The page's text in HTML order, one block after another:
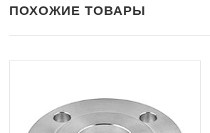
ПОХОЖИЕ ТОВАРЫ